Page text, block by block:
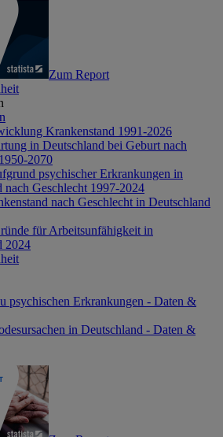
Zum Report
Krankenstand 1991-2026
in Deutschland bei Geburt nach
2070
psychischer Erkrankungen in
nach Geschlecht 1997-2024
nach Geschlecht in Deutschland
für Arbeitsunfähigkeit in
2024
psychischen Erkrankungen - Daten &
in Deutschland - Daten &